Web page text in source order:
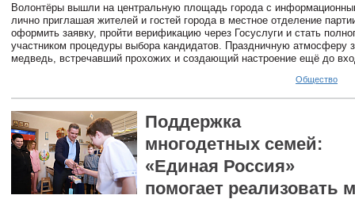
Волонтёры вышли на центральную площадь города с
лично приглашая жителей и гостей города в местное отделение
оформить заявку, пройти верификацию через Госуслуги и стать
участником процедуры выбора кандидатов. Праздничную атмосферу
медведь, встречавший прохожих и создающий настроение ещё до
Общество
Поддержка
многодетных семей:
«Единая Россия»
помогает реализовать